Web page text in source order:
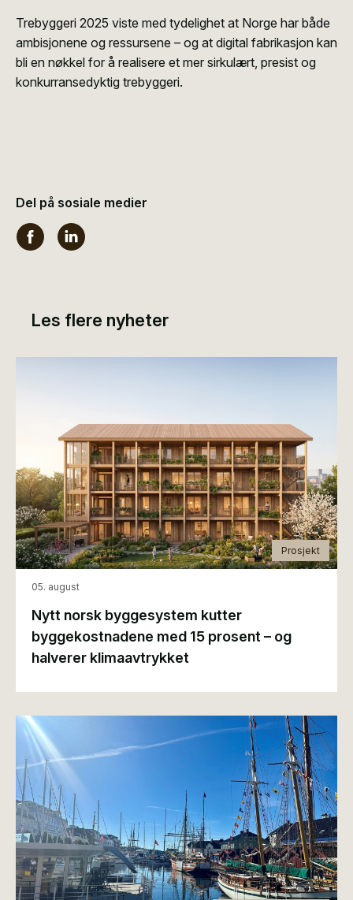
Trebyggeri 2025 viste med tydelighet at Norge har både
ambisjonene og ressursene – og at digital fabrikasjon kan
bli en nøkkel for å realisere et mer sirkulært, presist og
konkurransedyktig trebyggeri.
Del på sosiale medier
Les flere nyheter
Prosjekt
05. august
Nytt norsk byggesystem kutter
byggekostnadene med 15 prosent – og
halverer klimaavtrykket